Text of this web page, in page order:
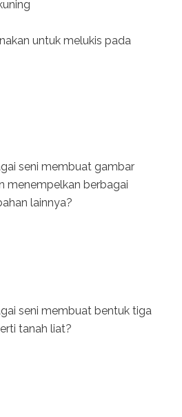
untuk melukis pada
seni membuat gambar
menempelkan berbagai
lainnya?
seni membuat bentuk tiga
tanah liat?